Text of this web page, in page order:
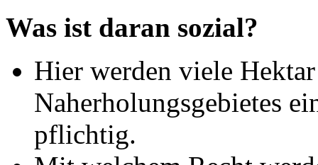
Was ist daran sozial?
Hier werden viele
Naherholungsgebietes
pflichtig.